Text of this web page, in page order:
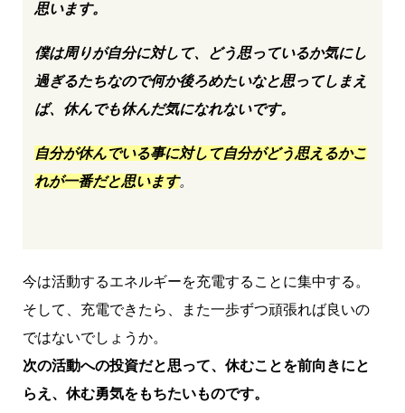
思います。
僕は周りが自分に対して、どう思っているか気にし
過ぎるたちなので何か後ろめたいなと思ってしまえ
ば、休んでも休んだ気になれないです。
自分が休んでいる事に対して自分がどう思えるかこ
れが一番だと思います。
今は活動するエネルギーを充電することに集中する。
そして、充電できたら、また一歩ずつ頑張れば良いの
ではないでしょうか。
次の活動への投資だと思って、休むことを前向きにと
らえ、休む勇気をもちたいものです。